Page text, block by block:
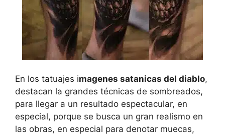
En los tatuajes imagenes satanicas del diablo,
destacan la grandes técnicas de sombreados,
para llegar a un resultado espectacular, en
especial, porque se busca un gran realismo en
las obras, en especial para denotar muecas,